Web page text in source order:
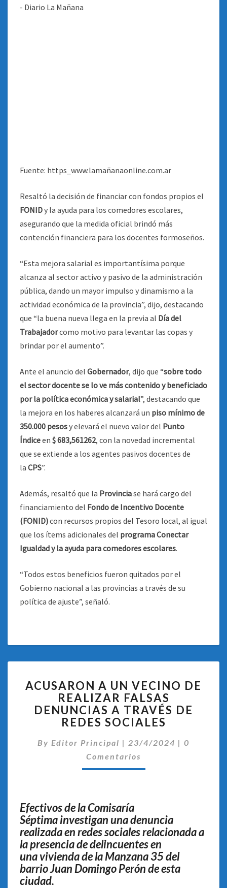
Fuente: https_www.lamañanaonline.com.ar
Resaltó la decisión de financiar con fondos propios el
FONIDy la ayuda para los comedores escolares,
asegurando que la medida oficial brindó más
contención financiera para los docentes formoseños.
“Esta mejora salarial es importantísima porque
alcanza al sector activo y pasivo de la administración
pública, dando un mayor impulso y dinamismo a la
actividad económica de la provincia”, dijo, destacando
que “la buena nueva llega en la previa al Día del
Trabajadorcomo motivo para levantar las copas y
brindar por el aumento”.
Ante el anuncio del Gobernador, dijo que “sobre todo
el sector docente se lo ve más contenido y beneficiado
por la política económica y salarial”, destacando que
la mejora en los haberes alcanzará un piso mínimo de
350.000 pesosy elevará el nuevo valor del Punto
Índiceen $ 683,561262, con la novedad incremental
que se extiende a los agentes pasivos docentes de
la CPS”.
Además, resaltó que la Provinciase hará cargo del
financiamiento del Fondo de Incentivo Docente
(FONID)con recursos propios del Tesoro local, al igual
que los ítems adicionales del programa Conectar
Igualdad y la ayuda para comedores escolares.
“Todos estos beneficios fueron quitados por el
Gobierno nacional a las provincias a través de su
política de ajuste”, señaló.
A
UN
VECINO
DE
FALSAS
DENUNCIAS
SOCIALES
ACUSARON A UN VECINO DE
REALIZAR FALSAS
DENUNCIAS A TRAVÉS DE
REDES SOCIALES
By Editor Principal | 23/4/2024 | 0
Comentarios
Efectivos de la Comisaría
Séptima investigan una denuncia
realizada en redes sociales relacionada a
la presencia de delincuentes en
una vivienda de la Manzana 35 del
barrio Juan Domingo Perón de esta
ciudad.